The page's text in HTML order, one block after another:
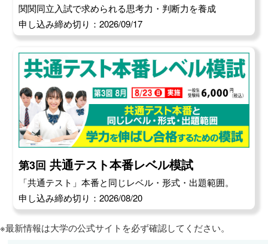
関関同立入試で求められる思考力・判断力を養成
申し込み締め切り：2026/09/17
第3回 共通テスト本番レベル模試
「共通テスト」本番と同じレベル・形式・出題範囲。
申し込み締め切り：2026/08/20
※最新情報は大学の公式サイトを必ず確認してください。